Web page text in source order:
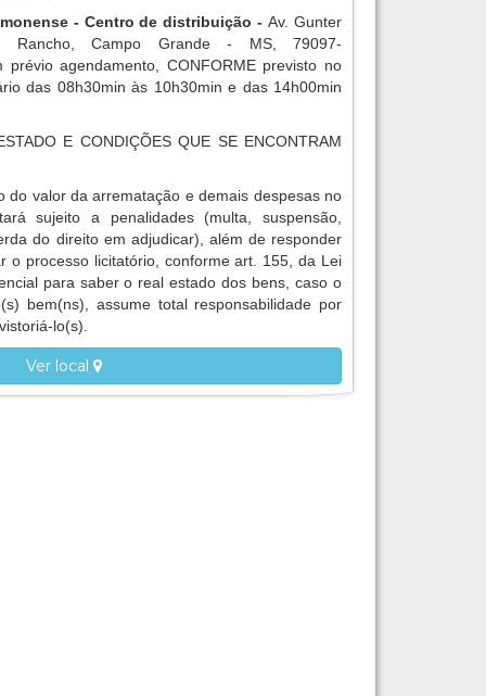
- Centro de distribuição -Av. Gunter
Campo Grande - MS, 79097-
agendamento, CONFORME previsto no
das 08h30min às 10h30min e das 14h00min
E CONDIÇÕES QUE SE ENCONTRAM
do valor da arrematação e demais despesas no
sujeito a penalidades (multa, suspensão,
do direito em adjudicar), além de responder
o processo licitatório, conforme art. 155, da Lei
para saber o real estado dos bens, caso o
bem(ns), assume total responsabilidade por
lo(s).
Ver local